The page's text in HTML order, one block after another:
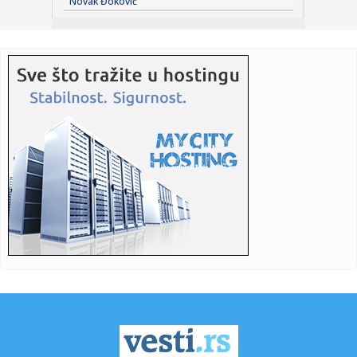
11:31: TRAGEDIJA KOJA JE POTRESLA NBA: Poznat uzrok smrti NBA
košarka...
11:30:
"Poklanjam mu titu...
11:28:U požaru u Gornjem Milanovcu izgorela kompletna kuća
šestočla...
11:26:Novak Đoković otvorio dušu: "Taj poraz me uništio"
11:26:Na Zlatiboru žu-žu prodaju na komad
Šest znakova koji mogu ukazivati na prevaru: Obratite